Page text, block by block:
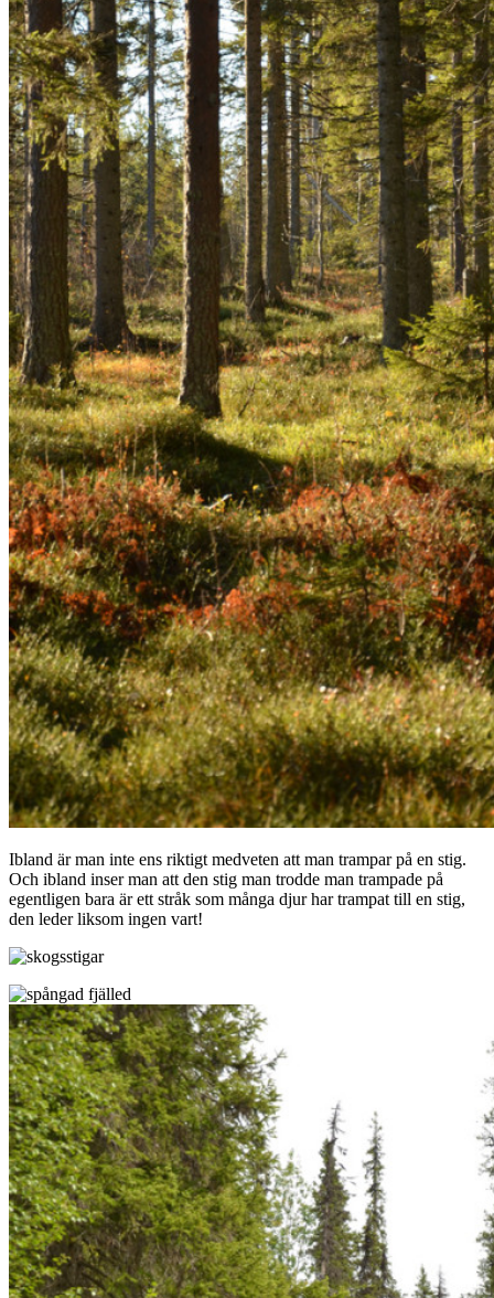
Ibland är man inte ens riktigt medveten att man trampar på en stig.
Och ibland inser man att den stig man trodde man trampade på
egentligen bara är ett stråk som många djur har trampat till en stig,
den leder liksom ingen vart!